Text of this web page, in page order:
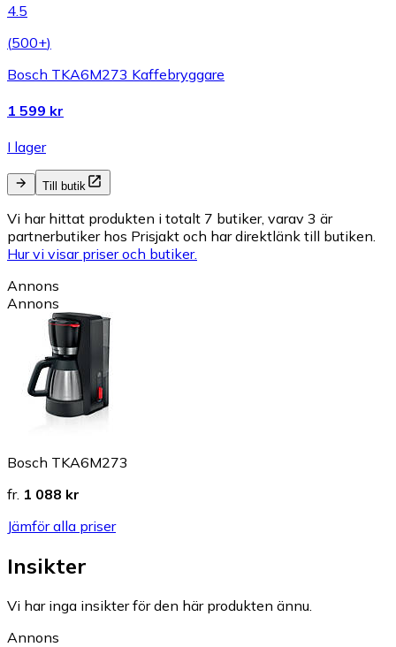
4.5
(500+)
Bosch TKA6M273 Kaffebryggare
1 599 kr
I lager
Till butik
Vi har hittat produkten i totalt 7 butiker, varav 3 är
partnerbutiker hos Prisjakt och har direktlänk till butiken.
Hur vi visar priser och butiker.
Annons
Annons
Bosch TKA6M273
fr. 1 088 kr
Jämför alla priser
Insikter
Vi har inga insikter för den här produkten ännu.
Annons